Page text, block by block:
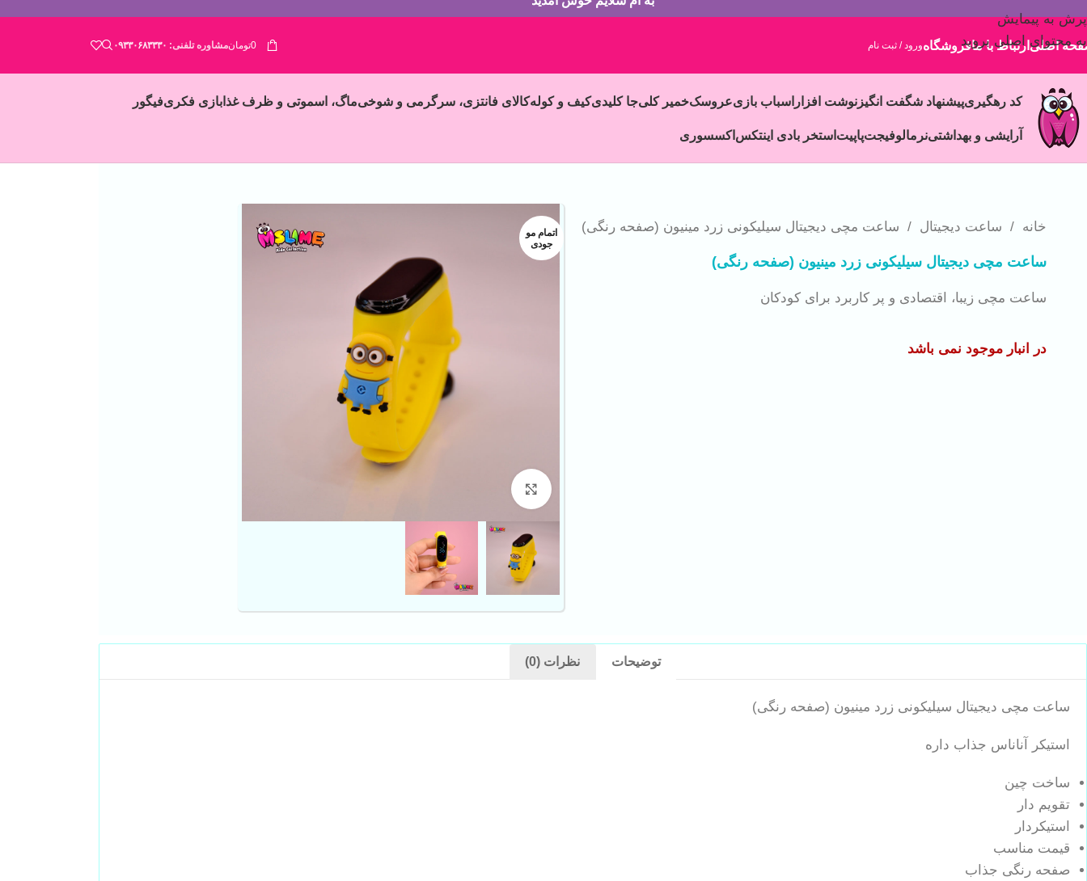
پرش به پیمایش
به محتوای اصلی بروید
اصلی ارتباط با مافروشگاهورود / ثبت نام 0تومانمشاوره تلفنی: ۰۹۳۳۰۶۸۳۳۳۰
کد رهگیریپیشنهاد شگفت انگیز نوشت افزار اسباب بازیعروسکخمیر کلیجا کلیدیکیف و کولهکالای فانتزی، سرگرمی و شوخیماگ، اسموتی و ظرف غذا بازی فکریفیگور
آرایشی و بهداشتینرمالوفیجتپاپیت استخر بادی اینتکس اکسسوری
خانه / ساعت دیجیتال / ساعت مچی دیجیتال سیلیکونی زرد مینیون (صفحه رنگی)
ساعت مچی دیجیتال سیلیکونی زرد مینیون (صفحه رنگی)
ساعت مچی زیبا، اقتصادی و پر کاربرد برای کودکان
در انبار موجود نمی باشد
اتمام مو
جودی
توضیحات نظرات (0)
ساعت مچی دیجیتال سیلیکونی زرد مینیون (صفحه رنگی)
استیکر آناناس جذاب داره
ساخت چین
تقویم دار
استیکردار
قیمت مناسب
صفحه رنگی جذاب